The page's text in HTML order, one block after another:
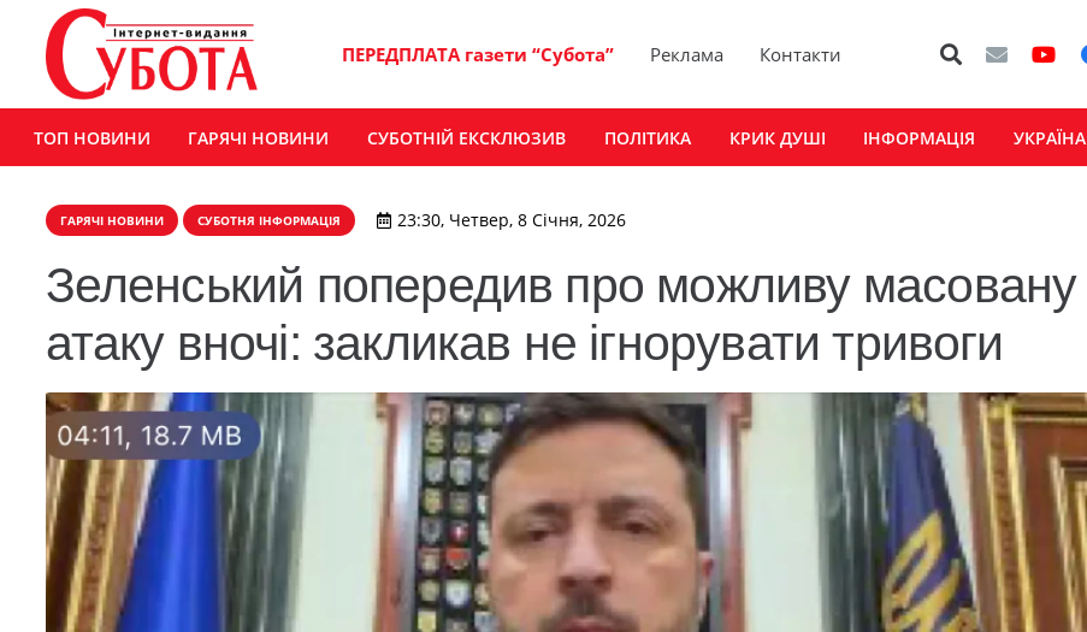
ПЕРЕДПЛАТА газети “Субота” Реклама Контакти
ТОП НОВИНИ ГАРЯЧІ НОВИНИ СУБОТНІЙ ЕКСКЛЮЗИВ ПОЛІТИКА КРИК ДУШІ ІНФОРМАЦІЯ УКРАЇНА
ГАРЯЧІ НОВИНИ СУБОТНЯ ІНФОРМАЦІЯ 23:30, Четвер, 8 Січня, 2026
Зеленський попередив про можливу масовану
атаку вночі: закликав не ігнорувати тривоги